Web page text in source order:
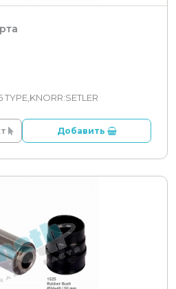
TYPE,KNORR:SETLER
Добавить